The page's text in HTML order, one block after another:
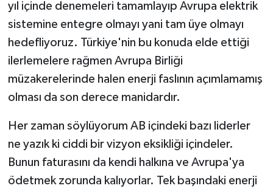
yıl içinde denemeleri tamamlayıp Avrupa elektrik
sistemine entegre olmayı yani tam üye olmayı
hedefliyoruz. Türkiye'nin bu konuda elde ettiği
ilerlemelere rağmen Avrupa Birliği
müzakerelerinde halen enerji faslının açımlamamış
olması da son derece manidardır.
Her zaman söylüyorum AB içindeki bazı liderler
ne yazık ki ciddi bir vizyon eksikliği içindeler.
Bunun faturasını da kendi halkına ve Avrupa'ya
ödetmek zorunda kalıyorlar. Tek başındaki enerji